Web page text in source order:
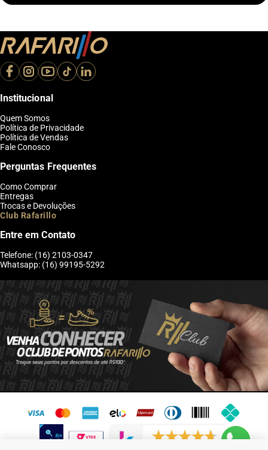
Institucional
Quem Somos
Política de Privacidade
Política de Vendas
Fale Conosco
Perguntas Frequentes
Como Comprar
Entregas
Trocas e Devoluções
Club Rafarillo
Entre em Contato
Telefone: (16) 2103-0347
Whatsapp: (16) 99195-5292